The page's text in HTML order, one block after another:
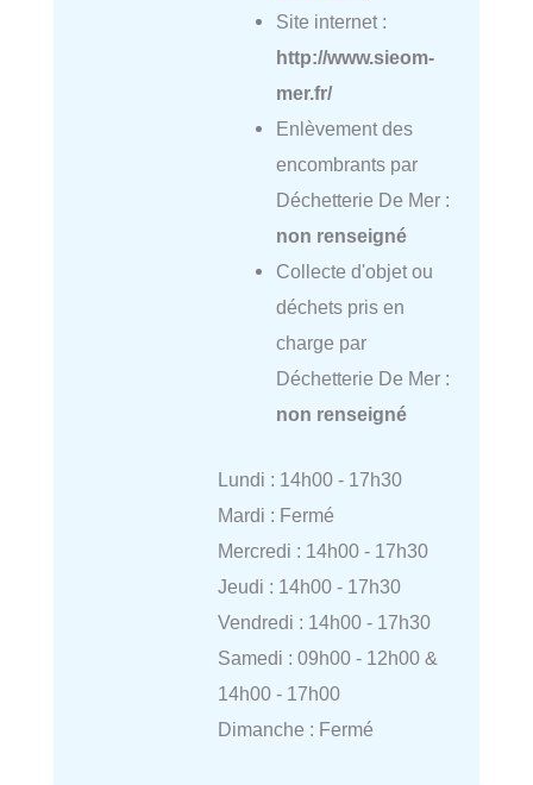
Site internet :
http://www.sieom-
mer.fr/
Enlèvement des
encombrants par
Déchetterie De Mer :
non renseigné
Collecte d'objet ou
déchets pris en
charge par
Déchetterie De Mer :
non renseigné
Lundi : 14h00 - 17h30
Mardi : Fermé
Mercredi : 14h00 - 17h30
Jeudi : 14h00 - 17h30
Vendredi : 14h00 - 17h30
Samedi : 09h00 - 12h00 &
14h00 - 17h00
Dimanche : Fermé